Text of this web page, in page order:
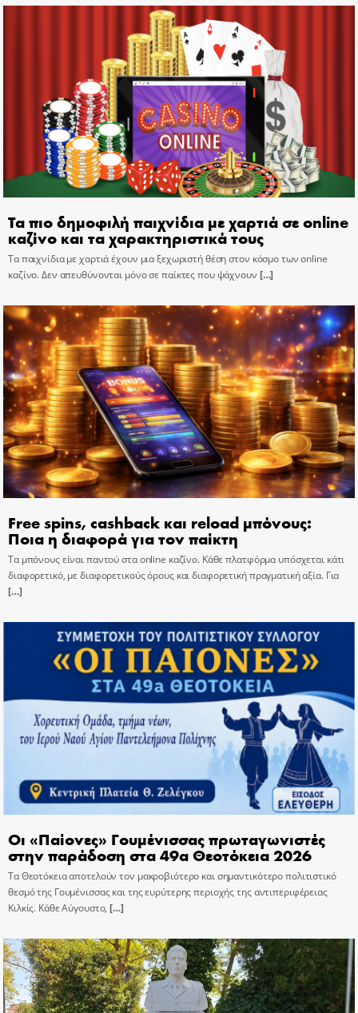
Τα πιο δημοφιλή παιχνίδια με χαρτιά σε online
καζίνο και τα χαρακτηριστικά τους
Τα παιχνίδια με χαρτιά έχουν μια ξεχωριστή θέση στον κόσμο των online
καζίνο. Δεν απευθύνονται μόνο σε παίκτες που ψάχνουν […]
Free spins, cashback και reload μπόνους:
Ποια η διαφορά για τον παίκτη
Τα μπόνους είναι παντού στα online καζίνο. Κάθε πλατφόρμα υπόσχεται κάτι
διαφορετικό, με διαφορετικούς όρους και διαφορετική πραγματική αξία. Για
[…]
Οι «Παίονες» Γουμένισσας πρωταγωνιστές
στην παράδοση στα 49α Θεοτόκεια 2026
Τα Θεοτόκεια αποτελούν τον μακροβιότερο και σημαντικότερο πολιτιστικό
θεσμό της Γουμένισσας και της ευρύτερης περιοχής της αντιπεριφέρειας
Κιλκίς. Κάθε Αύγουστο, […]